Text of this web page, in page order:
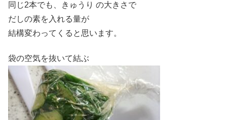
同じ2本でも、きゅうり の大きさで
だしの素を入れる量が
結構変わってくると思います。
袋の空気を抜いて結ぶ